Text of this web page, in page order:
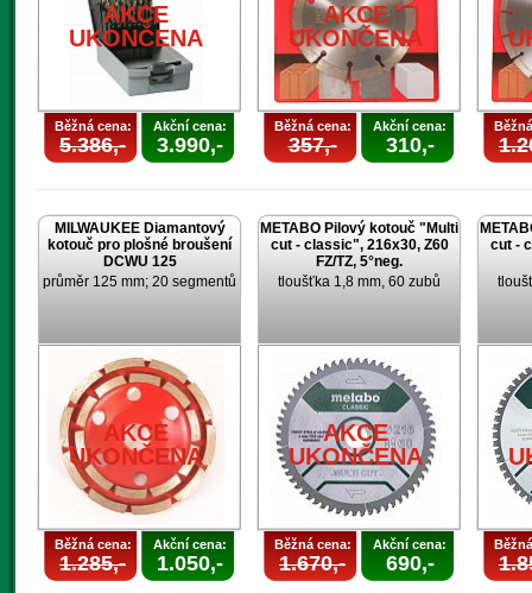
AKCE
UKONČENA
Běžná cena:
5.386,-
Akční cena:
3.990,-
AKCE
UKONČENA
Běžná cena:
357,-
Akční cena:
310,-
MILWAUKEE Diamantový
kotouč pro plošné broušení
DCWU 125
průměr 125 mm; 20 segmentů
AKCE
UKONČENA
Běžná cena:
1.285,-
Akční cena:
1.050,-
METABO Pilový kotouč "Multi
cut - classic", 216x30, Z60
FZ/TZ, 5°neg.
tloušťka 1,8 mm, 60 zubů
AKCE
UKONČENA
Běžná cena:
1.670,-
Akční cena:
690,-
cut -